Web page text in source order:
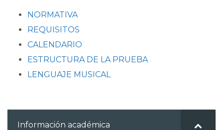
NORMATIVA
REQUISITOS
CALENDARIO
ESTRUCTURA DE LA PRUEBA
LENGUAJE MUSICAL
Información académica